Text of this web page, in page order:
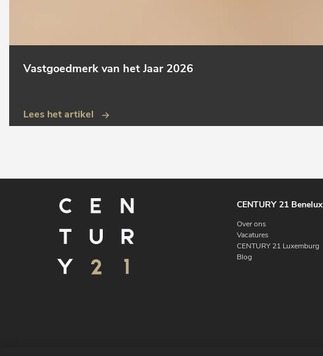
Vastgoedmerk van het Jaar 2026
Lees het artikel
CENTURY 21 Benelux
Over ons
Vacatures
CENTURY 21 Luxemburg
Blog